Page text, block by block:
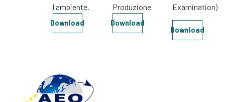
l'ambiente.
Download
Produzione
Download
Examination)
Download